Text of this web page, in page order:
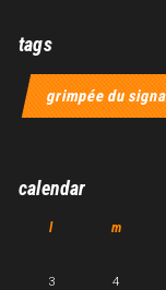
tags
grimpée du
calendar
l m
3
4